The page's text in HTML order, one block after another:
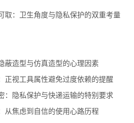
取：卫生角度与隐私保护的双重考量
蔽造型与仿真造型的心理因素
正视工具属性避免过度依赖的提醒
：隐私保护与快递运输的特别要求
从焦虑到自信的使用心路历程